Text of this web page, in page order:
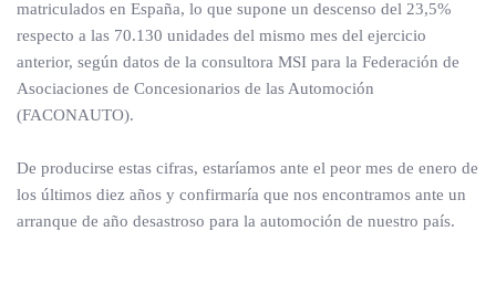
matriculados en España, lo que supone un descenso del 23,5%
respecto a las 70.130 unidades del mismo mes del ejercicio
anterior, según datos de la consultora MSI para la Federación de
Asociaciones de Concesionarios de las Automoción
(FACONAUTO).
De producirse estas cifras, estaríamos ante el peor mes de enero de
los últimos diez años y confirmaría que nos encontramos ante un
arranque de año desastroso para la automoción de nuestro país.